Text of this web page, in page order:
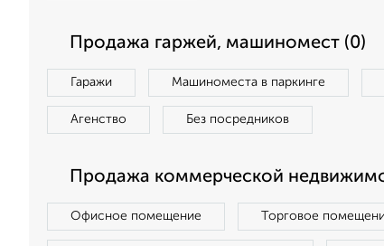
Продажа гаржей, машиномест (0)
Гаражи Машиноместа в паркинге
Агенство Без посредников
Продажа коммерческой
Офисное помещение Торговое